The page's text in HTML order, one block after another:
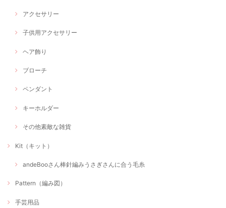
アクセサリー
子供用アクセサリー
ヘア飾り
ブローチ
ペンダント
キーホルダー
その他素敵な雑貨
Kit（キット）
andeBooさん棒針編みうさぎさんに合う毛糸
Pattern（編み図）
手芸用品